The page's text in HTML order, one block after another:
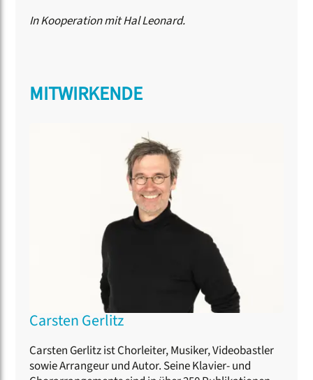
In Kooperation mit Hal Leonard.
MITWIRKENDE
Carsten Gerlitz
Carsten Gerlitz ist Chorleiter, Musiker, Videobastler
sowie Arrangeur und Autor. Seine Klavier- und